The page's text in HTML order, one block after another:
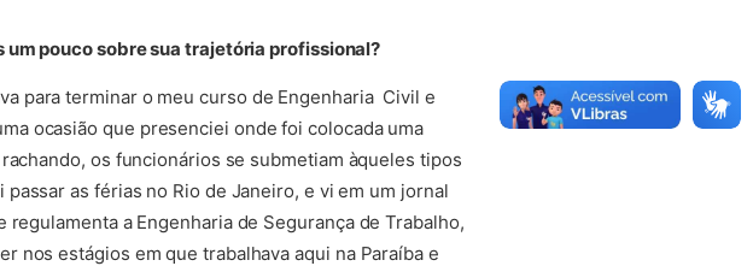
pouco sobre sua trajetória profissional?
para terminar o meu curso de Engenharia Civil e
ocasião que presenciei onde foi colocada uma
os funcionários se submetiam àqueles tipos
as férias no Rio de Janeiro, e vi em um jornal
a Engenharia de Segurança de Trabalho,
nos estágios em que trabalhava aqui na Paraíba e